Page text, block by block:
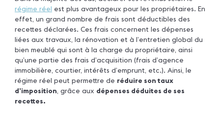
régime réel est plus avantageux pour les propriétaires. En
effet, un grand nombre de frais sont déductibles des
recettes déclarées. Ces frais concernent les dépenses
liées aux travaux, la rénovation et à l’entretien global du
bien meublé qui sont à la charge du propriétaire, ainsi
qu’une partie des frais d’acquisition (frais d’agence
immobilière, courtier, intérêts d’emprunt, etc.). Ainsi, le
régime réel peut permettre de réduire son taux
d’imposition, grâce aux dépenses déduites de ses
recettes.